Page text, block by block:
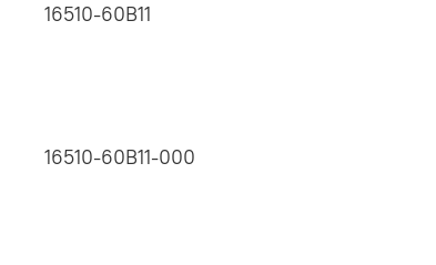
16510-60B11
16510-60B11-000